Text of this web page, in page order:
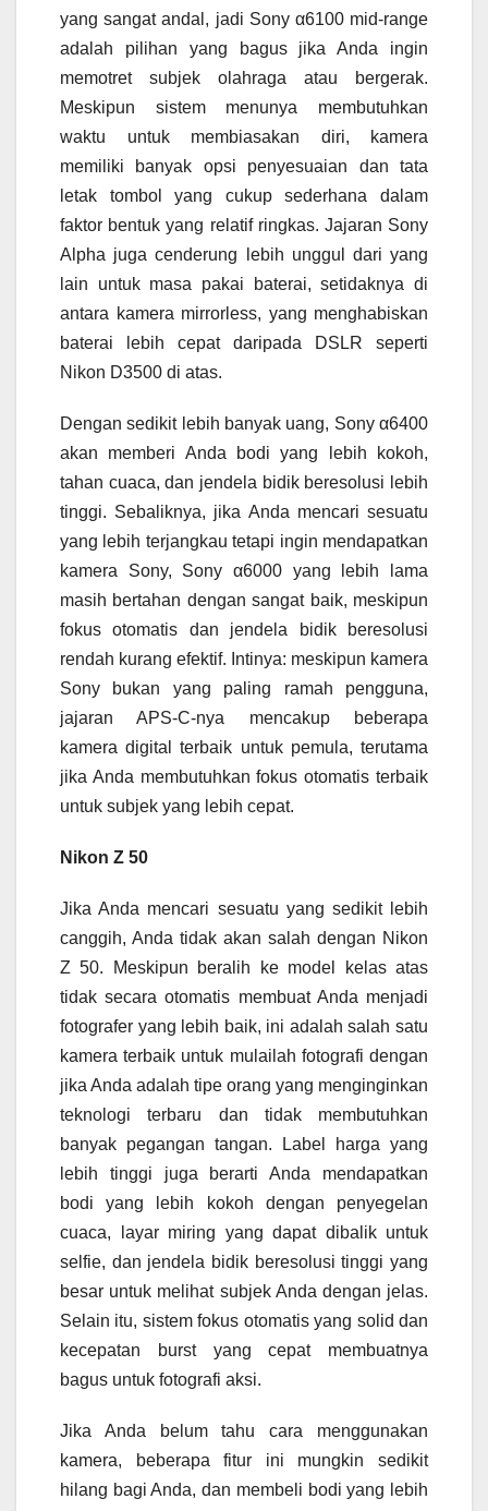
yang sangat andal, jadi Sony α6100 mid-range
adalah pilihan yang bagus jika Anda ingin
memotret subjek olahraga atau bergerak.
Meskipun sistem menunya membutuhkan
waktu untuk membiasakan diri, kamera
memiliki banyak opsi penyesuaian dan tata
letak tombol yang cukup sederhana dalam
faktor bentuk yang relatif ringkas. Jajaran Sony
Alpha juga cenderung lebih unggul dari yang
lain untuk masa pakai baterai, setidaknya di
antara kamera mirrorless, yang menghabiskan
baterai lebih cepat daripada DSLR seperti
Nikon D3500 di atas.
Dengan sedikit lebih banyak uang, Sony α6400
akan memberi Anda bodi yang lebih kokoh,
tahan cuaca, dan jendela bidik beresolusi lebih
tinggi. Sebaliknya, jika Anda mencari sesuatu
yang lebih terjangkau tetapi ingin mendapatkan
kamera Sony, Sony α6000 yang lebih lama
masih bertahan dengan sangat baik, meskipun
fokus otomatis dan jendela bidik beresolusi
rendah kurang efektif. Intinya: meskipun kamera
Sony bukan yang paling ramah pengguna,
jajaran APS-C-nya mencakup beberapa
kamera digital terbaik untuk pemula, terutama
jika Anda membutuhkan fokus otomatis terbaik
untuk subjek yang lebih cepat.
Nikon Z 50
Jika Anda mencari sesuatu yang sedikit lebih
canggih, Anda tidak akan salah dengan Nikon
Z 50. Meskipun beralih ke model kelas atas
tidak secara otomatis membuat Anda menjadi
fotografer yang lebih baik, ini adalah salah satu
kamera terbaik untuk mulailah fotografi dengan
jika Anda adalah tipe orang yang menginginkan
teknologi terbaru dan tidak membutuhkan
banyak pegangan tangan. Label harga yang
lebih tinggi juga berarti Anda mendapatkan
bodi yang lebih kokoh dengan penyegelan
cuaca, layar miring yang dapat dibalik untuk
selfie, dan jendela bidik beresolusi tinggi yang
besar untuk melihat subjek Anda dengan jelas.
Selain itu, sistem fokus otomatis yang solid dan
kecepatan burst yang cepat membuatnya
bagus untuk fotografi aksi.
Jika Anda belum tahu cara menggunakan
kamera, beberapa fitur ini mungkin sedikit
hilang bagi Anda, dan membeli bodi yang lebih